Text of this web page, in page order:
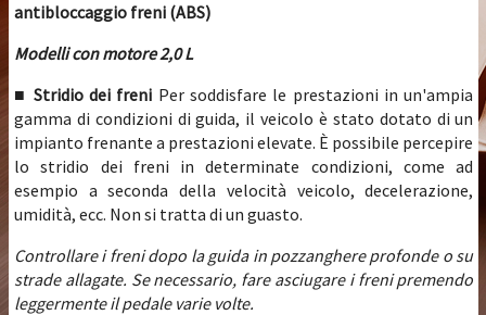
antibloccaggio freni (ABS)
Modelli con motore 2,0 L
■ Stridio dei freni Per soddisfare le prestazioni in un'ampia
gamma di condizioni di guida, il veicolo è stato dotato di un
impianto frenante a prestazioni elevate. È possibile percepire
lo stridio dei freni in determinate condizioni, come ad
esempio a seconda della velocità veicolo, decelerazione,
umidità, ecc. Non si tratta di un guasto.
Controllare i freni dopo la guida in pozzanghere profonde o su
strade allagate. Se necessario, fare asciugare i freni premendo
leggermente il pedale varie volte.